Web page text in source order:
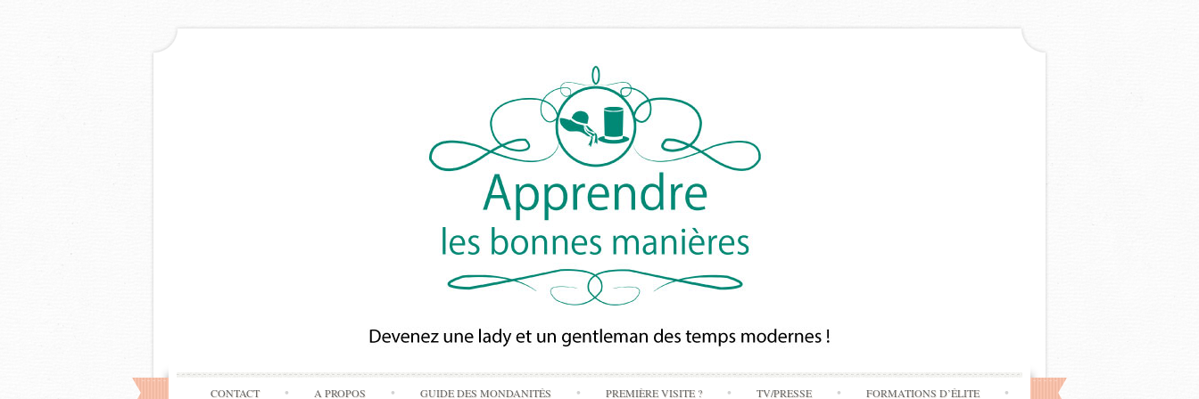
Skip
CONTACT A PROPOS GUIDE DES MONDANITÉS PREMIÈRE VISITE ? TV/PRESSE FORMATIONS D’ÉLITE